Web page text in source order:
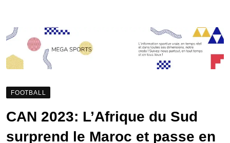
FOOTBALL
CAN 2023: L’Afrique du Sud
surprend le Maroc et passe en